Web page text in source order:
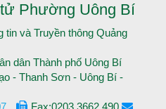
Phường Uông Bí
tin và Truyền thông Quảng
dân Thành phố Uông Bí
- Thanh Sơn - Uông Bí -
Fax:0203.3662.490